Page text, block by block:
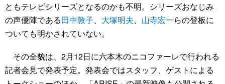
ともテレビシリーズとなるのかも不明。シリーズおなじみ
の声優陣である田中敦子 大塚明夫 山寺宏一らの登板に
ついても明かされていない。
その全貌は、2月12日に六本木のニコファーレで行われる
記者会見で発表予定。発表会ではスタッフ、ゲストによる